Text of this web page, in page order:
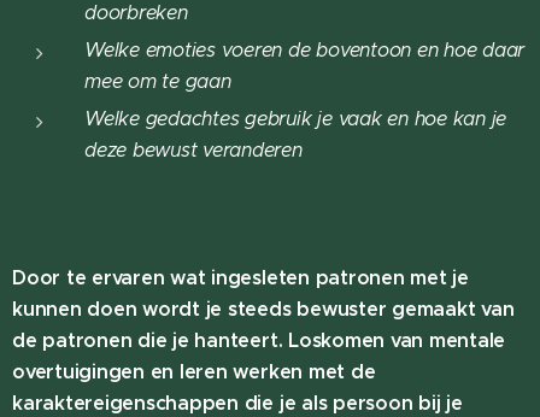
doorbreken
Welke emoties voeren de boventoon en hoe daar
mee om te gaan
Welke gedachtes gebruik je vaak en hoe kan je
deze bewust veranderen
Door te ervaren wat ingesleten patronen met je
kunnen doen wordt je steeds bewuster gemaakt van
de patronen die je hanteert. Loskomen van mentale
overtuigingen en leren werken met de
karaktereigenschappen die je als persoon bij je